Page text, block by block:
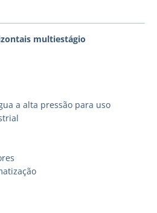
multiestágio
a alta pressão para uso